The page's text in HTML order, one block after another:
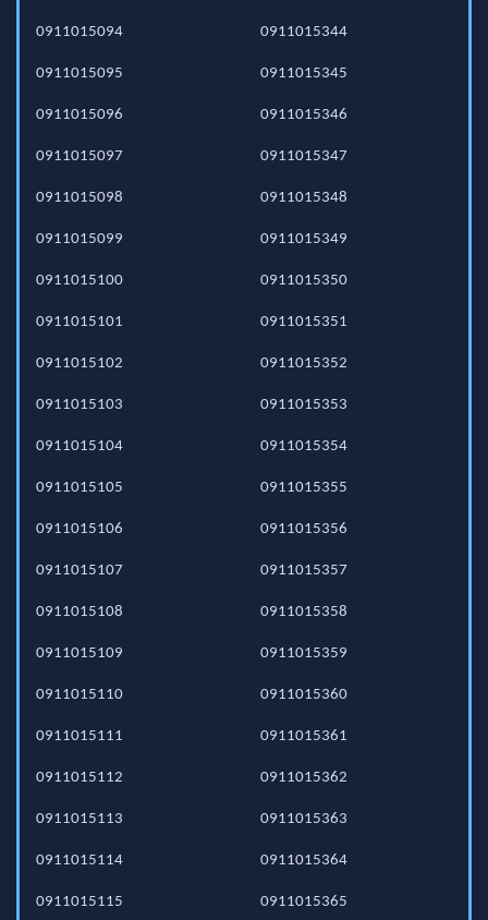
0911015094
0911015095
0911015096
0911015097
0911015098
0911015099
0911015100
0911015101
0911015102
0911015103
0911015104
0911015105
0911015106
0911015107
0911015108
0911015109
0911015110
0911015111
0911015112
0911015113
0911015114
0911015115
0911015344
0911015345
0911015346
0911015347
0911015348
0911015349
0911015350
0911015351
0911015352
0911015353
0911015354
0911015355
0911015356
0911015357
0911015358
0911015359
0911015360
0911015361
0911015362
0911015363
0911015364
0911015365